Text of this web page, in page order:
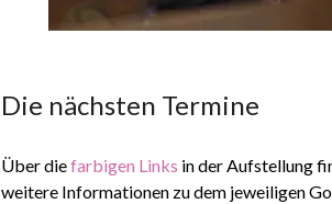
Die nächsten Termine
Über diefarbigen Links in der Aufstellung
weitere Informationen zu dem jeweiligen